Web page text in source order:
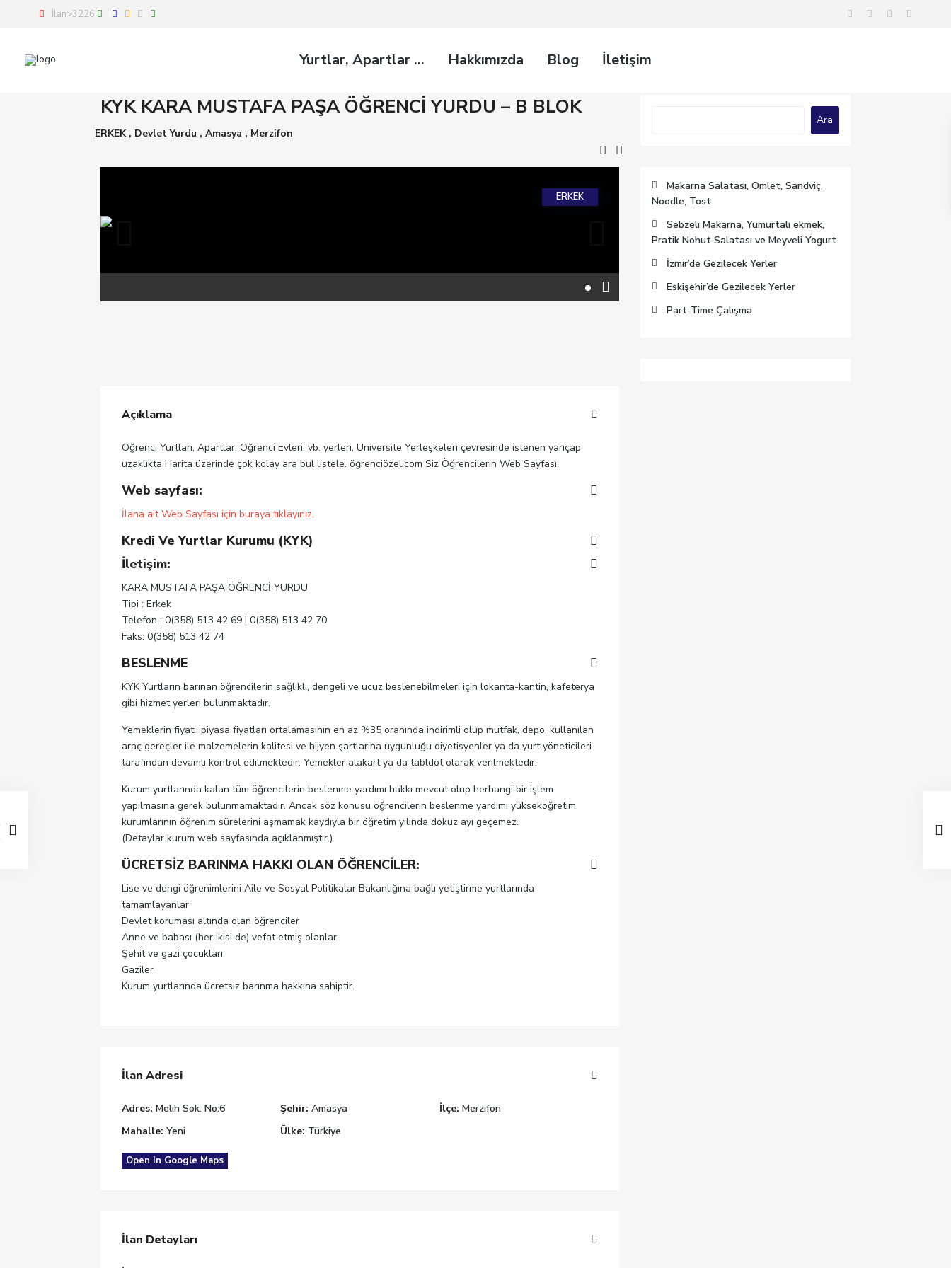
İlan>3226
Yurtlar, Apartlar … Hakkımızda Blog İletişim
KYK KARA MUSTAFA PAŞA ÖĞRENCİ YURDU – B BLOK
ERKEK, Devlet Yurdu , Amasya , Merzifon
ERKEK
Açıklama
Öğrenci Yurtları, Apartlar, Öğrenci Evleri, vb. yerleri, Üniversite Yerleşkeleri çevresinde istenen yarıçap
uzaklıkta Harita üzerinde çok kolay ara bul listele. öğrenciözel.com Siz Öğrencilerin Web Sayfası.
Web sayfası:
İlana ait Web Sayfası için buraya tıklayınız.
Kredi Ve Yurtlar Kurumu (KYK)
İletişim:
KARA MUSTAFA PAŞA ÖĞRENCİ YURDU
Tipi : Erkek
Telefon : 0(358) 513 42 69 | 0(358) 513 42 70
Faks: 0(358) 513 42 74
BESLENME
KYK Yurtların barınan öğrencilerin sağlıklı, dengeli ve ucuz beslenebilmeleri için lokanta-kantin, kafeterya
gibi hizmet yerleri bulunmaktadır.
Yemeklerin fiyatı, piyasa fiyatları ortalamasının en az %35 oranında indirimli olup mutfak, depo, kullanılan
araç gereçler ile malzemelerin kalitesi ve hijyen şartlarına uygunluğu diyetisyenler ya da yurt yöneticileri
tarafından devamlı kontrol edilmektedir. Yemekler alakart ya da tabldot olarak verilmektedir.
Kurum yurtlarında kalan tüm öğrencilerin beslenme yardımı hakkı mevcut olup herhangi bir işlem
yapılmasına gerek bulunmamaktadır. Ancak söz konusu öğrencilerin beslenme yardımı yükseköğretim
kurumlarının öğrenim sürelerini aşmamak kaydıyla bir öğretim yılında dokuz ayı geçemez.
(Detaylar kurum web sayfasında açıklanmıştır.)
ÜCRETSİZ BARINMA HAKKI OLAN ÖĞRENCİLER:
Lise ve dengi öğrenimlerini Aile ve Sosyal Politikalar Bakanlığına bağlı yetiştirme yurtlarında
tamamlayanlar
Devlet koruması altında olan öğrenciler
Anne ve babası (her ikisi de) vefat etmiş olanlar
Şehit ve gazi çocukları
Gaziler
Kurum yurtlarında ücretsiz barınma hakkına sahiptir.
İlan Adresi
Adres: Melih Sok. No:6 Şehir: Amasya İlçe: Merzifon
Mahalle: Yeni Ülke: Türkiye
Open In Google Maps
İlan Detayları
Ara
Makarna Salatası, Omlet, Sandviç,
Noodle, Tost
Sebzeli Makarna, Yumurtalı ekmek,
Pratik Nohut Salatası ve Meyveli Yogurt
İzmir’de Gezilecek Yerler
Eskişehir’de Gezilecek Yerler
Part-Time Çalışma